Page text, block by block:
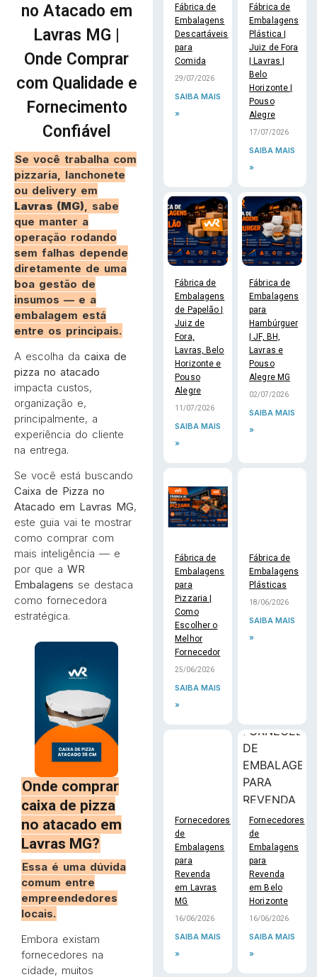
no Atacado em
Lavras MG |
Onde Comprar
com Qualidade e
Fornecimento
Confiável
Se você trabalha com
pizzaria, lanchonete
ou delivery em
Lavras (MG) , sabe
que manter a
operação rodando
sem falhas depende
diretamente de uma
boa gestão de
insumos — e a
embalagem está
entre os principais.
A escolha da caixa de
pizza no atacado
impacta custos,
organização e,
principalmente, a
experiência do cliente
na entrega.
Se você está buscando
Caixa de Pizza no
Atacado em Lavras MG,
este guia vai te mostrar
como comprar com
mais inteligência — e
por que a WR
Embalagens se destaca
como fornecedora
estratégica.
Onde comprar
caixa de pizza
no atacado em
Lavras MG?
Essa é uma dúvida
comum entre
empreendedores
locais.
Embora existam
fornecedores na
cidade, muitos
Fábrica de
Embalagens
Descartáveis
para
Comida
29/07/2026
SAIBA MAIS
»
Fábrica de
Embalagens
Plástica |
Juiz de Fora
| Lavras |
Belo
Horizonte |
Pouso
Alegre
17/07/2026
SAIBA MAIS
»
Fábrica de
Embalagens
de Papelão |
Juiz de
Fora,
Lavras, Belo
Horizonte e
Pouso
Alegre
11/07/2026
SAIBA MAIS
»
Fábrica de
Embalagens
para
Hambúrguer
| JF, BH,
Lavras e
Pouso
Alegre MG
02/07/2026
SAIBA MAIS
»
Fábrica de
Embalagens
para
Pizzaria |
Como
Escolher o
Melhor
Fornecedor
25/06/2026
SAIBA MAIS
»
Fábrica de
Embalagens
Plásticas
18/06/2026
SAIBA MAIS
»
Fornecedores
de
Embalagens
para
Revenda
em Lavras
MG
16/06/2026
SAIBA MAIS
»
Fornecedores
de
Embalagens
para
Revenda
em Belo
Horizonte
16/06/2026
SAIBA MAIS
»